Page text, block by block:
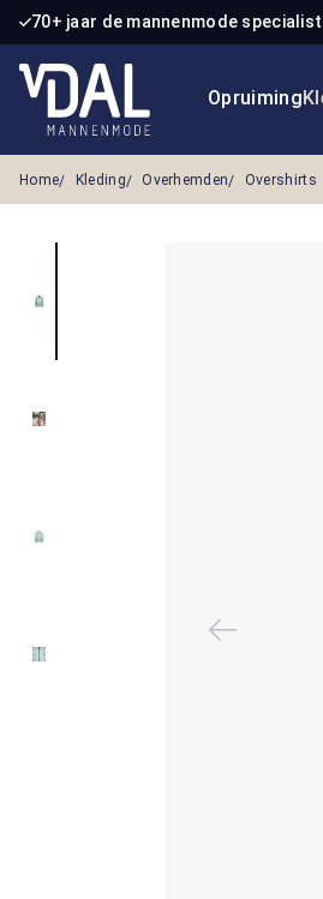
de hoofdinhoud
Ga naar de zoekopdracht
Ga naar de hoofdnavigatie
70+ jaar de mannenmode
Opruiming
Home Kleding Overhemden Overshirts